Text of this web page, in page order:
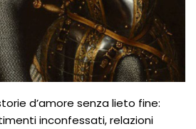
d’amore senza lieto fine:
inconfessati, relazioni